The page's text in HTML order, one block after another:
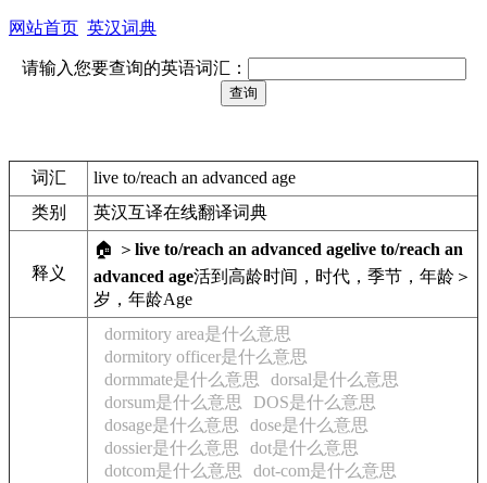
网站首页 英汉词典
请输入您要查询的英语词汇：
词汇
live to/reach an advanced age
类别
英汉互译在线翻译词典
释义
🏠 ＞ live to/reach an advanced agelive to/reach an
advanced age活到高龄时间，时代，季节，年龄＞
岁，年龄Age
dormitory area是什么意思
dormitory officer是什么意思
dormmate是什么意思
dorsal是什么意思
dorsum是什么意思
DOS是什么意思
dosage是什么意思
dose是什么意思
dossier是什么意思
dot是什么意思
dotcom是什么意思
dot-com是什么意思